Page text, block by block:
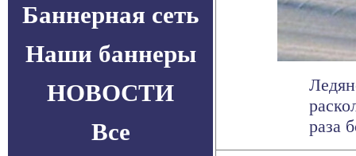
Баннерная сеть
Наши баннеры
НОВОСТИ
Все
раза